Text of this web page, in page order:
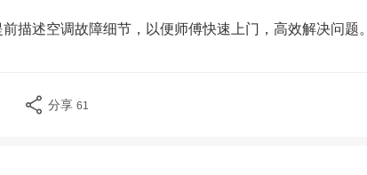
描述空调故障细节，以便师傅快速上门，高效解决问题。
分享 61